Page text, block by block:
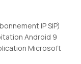
IP SIP)
Android 9
Microsoft